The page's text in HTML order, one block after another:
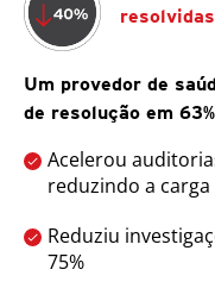
resolvidas
Um provedor de
de resolução em
Acelerou
reduzindo a
Reduziu
75%